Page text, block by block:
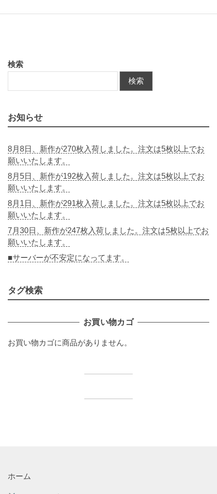
検索
検索
お知らせ
8月8日、新作が270枚入荷しました。注文は5枚以上でお
願いいたします。
8月5日、新作が192枚入荷しました。注文は5枚以上でお
願いいたします。
8月1日、新作が291枚入荷しました。注文は5枚以上でお
願いいたします。
7月30日、新作が247枚入荷しました。注文は5枚以上でお
願いいたします。
■サーバーが不安定になってます。
タグ検索
お買い物カゴ
お買い物カゴに商品がありません。
ホーム